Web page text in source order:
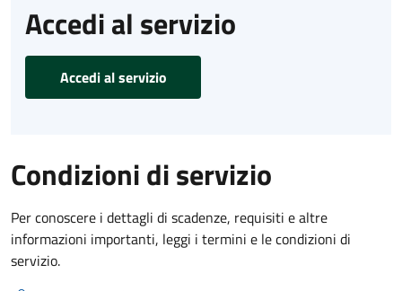
Accedi al servizio
Accedi al servizio
Condizioni di servizio
Per conoscere i dettagli di scadenze, requisiti e altre
informazioni importanti, leggi i termini e le condizioni di
servizio.